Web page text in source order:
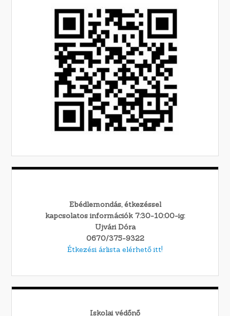
Ebédlemondás, étkezéssel
kapcsolatos információk 7:30-10:00-ig:
Ujvári Dóra
0670/375-9322
Étkezési árlista elérhető itt!
Iskolai védőnő